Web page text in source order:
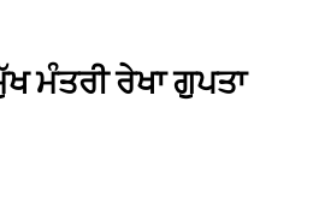
ਮੰਤਰੀ ਰੇਖਾ ਗੁਪਤਾ